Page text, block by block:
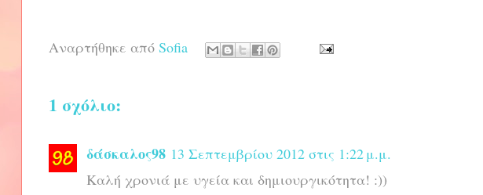
Αναρτήθηκε από Sofia
1 σχόλιο:
δάσκαλος98 13 Σεπτεμβρίου 2012 στις 1:22 μ.μ.
Καλή χρονιά με υγεία και δημιουργικότητα! :))